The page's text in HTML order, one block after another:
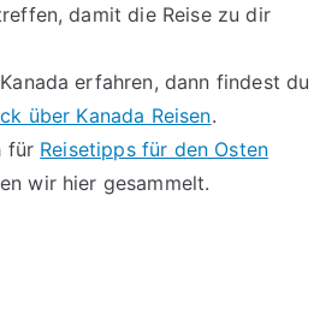
damit die Reise zu dir
erfahren, dann findest du
über Kanada Reisen.
für Reisetipps für den Osten
wir hier gesammelt.